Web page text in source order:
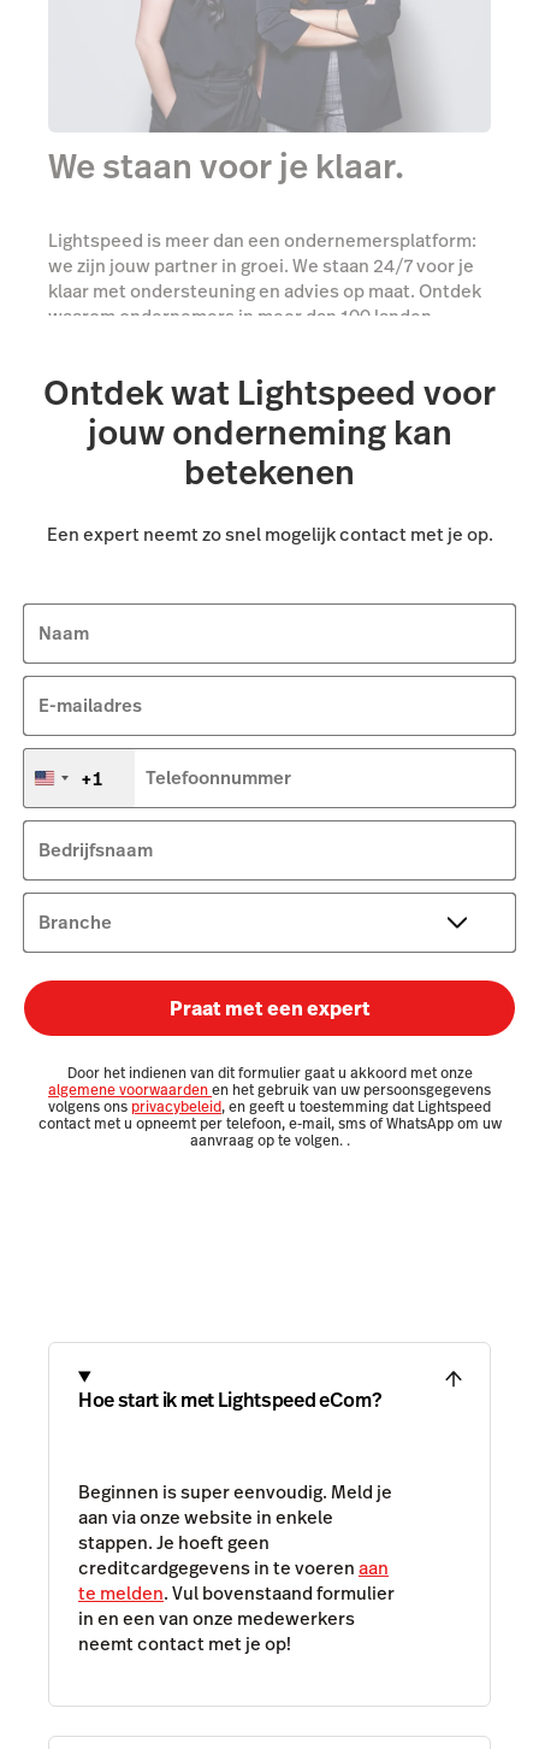
We staan voor je klaar.
Lightspeed is meer dan een ondernemersplatform:
we zijn jouw partner in groei. We staan 24/7 voor je
klaar met ondersteuning en advies op maat. Ontdek
waarom ondernemers in meer dan 100 landen
Praat met onze experts
Ontdek wat Lightspeed voor
jouw onderneming kan
betekenen
Een expert neemt zo snel mogelijk contact met je op.
Naam
E-mailadres
Verenigde
+1
+1 Telefoonnummer
Bedrijfsnaam
Branche
Praat met een expert
Door het indienen van dit formulier gaat u akkoord met onze
algemene voorwaardenen het gebruik van uw persoonsgegevens
volgens ons privacybeleid, en geeft u toestemming dat Lightspeed
contact met u opneemt per telefoon, e-mail, sms of WhatsApp om uw
aanvraag op te volgen. .
Hoe start ik met Lightspeed eCom?
Beginnen is super eenvoudig. Meld je
aan via onze website in enkele
stappen. Je hoeft geen
creditcardgegevens in te voerenaan
te melden. Vul bovenstaand formulier
in en een van onze medewerkers
neemt contact met je op!